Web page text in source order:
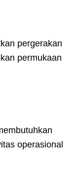
pergerakan
permukaan
operasional